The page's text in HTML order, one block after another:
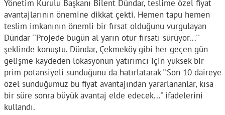
Yönetim Kurulu Başkanı Bilent Dündar, teslime özel fiyat
avantajlarının önemine dikkat çekti. Hemen tapu hemen
teslim imkanının önemli bir fırsat olduğunu vurgulayan
Dündar ''Projede bugün al yarın otur fırsatı sürüyor...''
şeklinde konuştu. Dündar, Çekmeköy gibi her geçen gün
gelişme kaydeden lokasyonun yatırımcı için yüksek bir
prim potansiyeli sunduğunu da hatırlatarak ''Son 10 daireye
özel sunduğumuz bu fiyat avantajından yararlananlar, kısa
bir süre sonra büyük avantaj elde edecek..." ifadelerini
kullandı.